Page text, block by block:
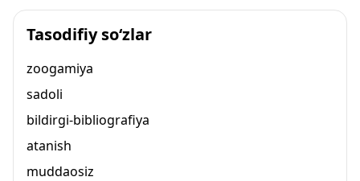
Tasodifiy so‘zlar
zoogamiya
sadoli
bildirgi-bibliografiya
atanish
muddaosiz